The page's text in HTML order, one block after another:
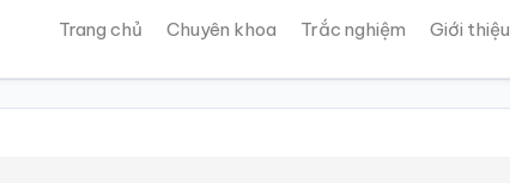
Trang chủ Chuyên khoa Trắc nghiệm Giới thiệu